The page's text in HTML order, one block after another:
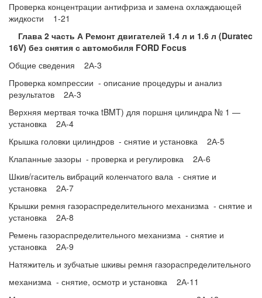
Проверка концентрации антифриза и замена охлаждающей
жидкости 1-21
Глава 2 часть А Ремонт двигателей 1.4 л и 1.6 л (Duratec
16V) без снятия с автомобиля FORD Focus
Общие сведения 2А-3
Проверка компрессии - описание процедуры и анализ
результатов 2А-3
Верхняя мертвая точка tBMT) для поршня цилиндра № 1 —
установка 2А-4
Крышка головки цилиндров - снятие и установка 2А-5
Клапанные зазоры - проверка и регулировка 2А-6
Шкив/гаситель вибраций коленчатого вала - снятие и
установка 2А-7
Крышки ремня газораспределительного механизма - снятие и
установка 2А-8
Ремень газораспределительного механизма - снятие и
установка 2А-9
Натяжитель и зубчатые шкивы ремня газораспределительного
механизма - снятие, осмотр и установка 2А-11